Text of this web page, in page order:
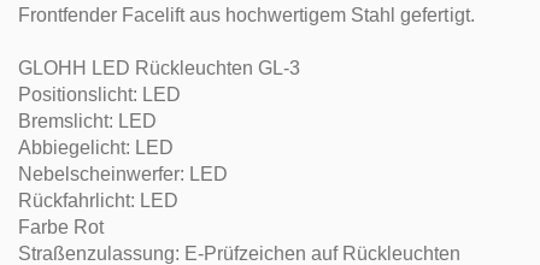
Frontfender Facelift aus hochwertigem Stahl gefertigt.
GLOHH LED Rückleuchten GL-3
Positionslicht: LED
Bremslicht: LED
Abbiegelicht: LED
Nebelscheinwerfer: LED
Rückfahrlicht: LED
Farbe Rot
Straßenzulassung: E-Prüfzeichen auf Rückleuchten